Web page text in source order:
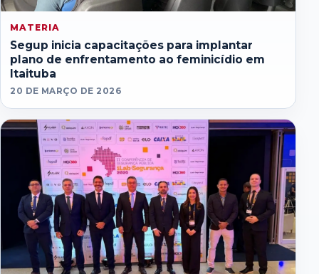
MATERIA
Segup inicia capacitações para implantar
plano de enfrentamento ao feminicídio em
Itaituba
20 DE MARÇO DE 2026